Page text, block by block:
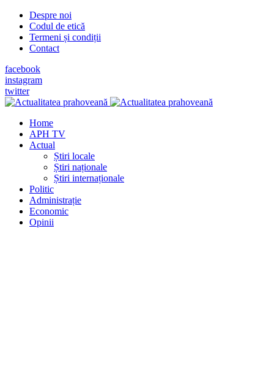
Despre noi
Codul de etică
Termeni și condiții
Contact
facebook
instagram
twitter
Home
APH TV
Actual
Știri locale
Știri naționale
Știri internaționale
Politic
Administrație
Economic
Opinii